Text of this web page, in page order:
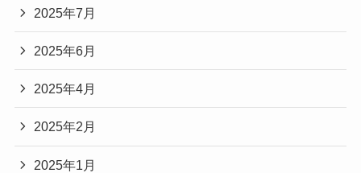
2025年7月
2025年6月
2025年4月
2025年2月
2025年1月